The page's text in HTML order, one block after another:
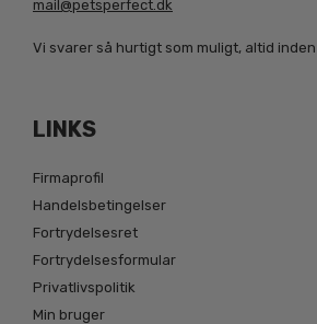
mail@petsperfect.dk
Vi svarer så hurtigt som muligt, altid
LINKS
Firmaprofil
Handelsbetingelser
Fortrydelsesret
Fortrydelsesformular
Privatlivspolitik
Min bruger